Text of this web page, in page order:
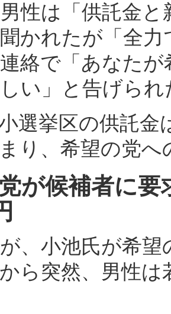
性は「供託金
かれたが「全
絡で「あなた
い」と告げら
選挙区の供託金
り、希望の党へ
が候補者に
、小池氏が希望
ら突然、男性